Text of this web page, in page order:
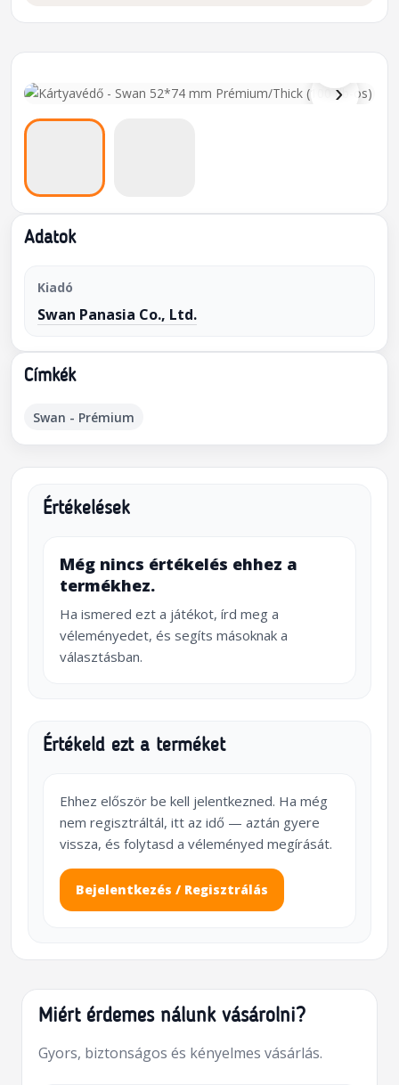
›
⌕
Adatok
Kiadó
Swan Panasia Co., Ltd.
Címkék
Swan - Prémium
Értékelések
Még nincs értékelés ehhez a
termékhez.
Ha ismered ezt a játékot, írd meg a
véleményedet, és segíts másoknak a
választásban.
Értékeld ezt a terméket
Ehhez először be kell jelentkezned. Ha még
nem regisztráltál, itt az idő — aztán gyere
vissza, és folytasd a véleményed megírását.
Bejelentkezés / Regisztrálás
Miért érdemes nálunk vásárolni?
Gyors, biztonságos és kényelmes vásárlás.